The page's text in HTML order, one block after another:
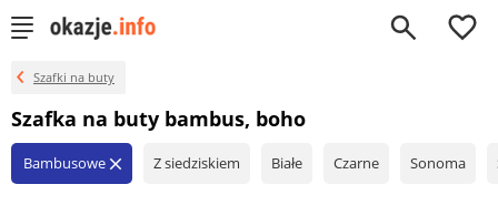
0
Szafki na buty
Szafka na buty bambus, boho
Bambusowe close Z siedziskiem Białe Czarne Sonoma